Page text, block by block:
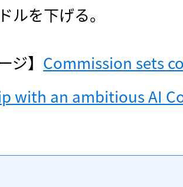
ルを下げる。
ジ】 Commission sets
with an ambitious AI